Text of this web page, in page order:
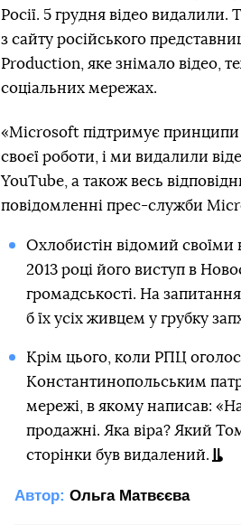
Росії. 5 грудня відео
з сайту російського
Production, яке знімало відео,
соціальних мережах.
«Microsoft підтримує принципи
своєї роботи, і ми видалили
YouTube, а також весь
повідомленні прес-служби
Охлобистін відомий
2013 році його виступ в
громадськості. На
б їх усіх живцем у грубку
Крім цього, коли РПЦ
Константинопольським
мережі, в якому написав:
продажні. Яка віра? Який
сторінки був видалений.
Автор: Ольга Матвєєва